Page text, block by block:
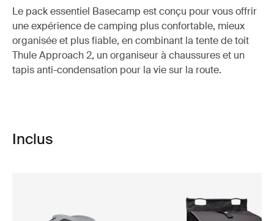
Le pack essentiel Basecamp est conçu pour vous offrir
une expérience de camping plus confortable, mieux
organisée et plus fiable, en combinant la tente de toit
Thule Approach 2, un organiseur à chaussures et un
tapis anti-condensation pour la vie sur la route.
Inclus